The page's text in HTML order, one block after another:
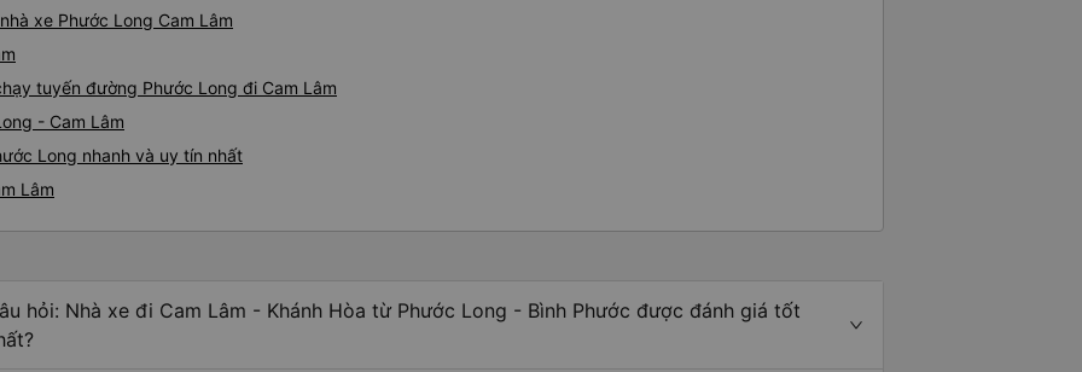
xe Phước Long Cam Lâm
tuyến đường Phước Long đi Cam Lâm
- Cam Lâm
Long nhanh và uy tín nhất
Lâm
hỏi: Nhà xe đi Cam Lâm - Khánh Hòa từ Phước Long - Bình Phước được đánh giá tốt